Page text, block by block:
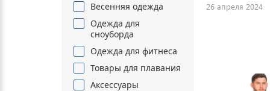
Весенняя одежда
Одежда для
сноуборда
Одежда для фитнеса
Товары для плавания
Аксессуары
26 апреля 2024